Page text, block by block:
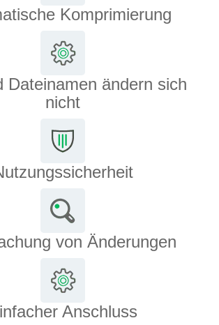
Komprimierung
Dateinamen ändern sich
nicht
von Änderungen
Anschluss